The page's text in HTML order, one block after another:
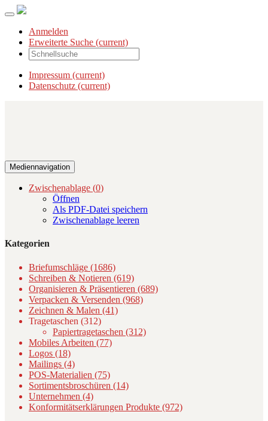
Anmelden
Erweiterte Suche (current)
Impressum (current)
Datenschutz (current)
Mediennavigation
Zwischenablage (0)
Öffnen
Als PDF-Datei speichern
Zwischenablage leeren
Kategorien
Briefumschläge (1686)
Schreiben & Notieren (619)
Organisieren & Präsentieren (689)
Verpacken & Versenden (968)
Zeichnen & Malen (41)
Tragetaschen (312)
Papiertragetaschen (312)
Mobiles Arbeiten (77)
Logos (18)
Mailings (4)
POS-Materialien (75)
Sortimentsbroschüren (14)
Unternehmen (4)
Konformitätserklärungen Produkte (972)